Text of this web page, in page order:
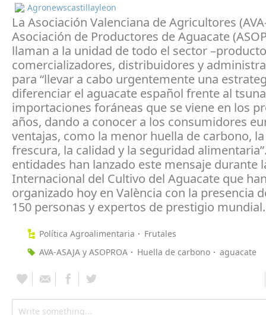
Agronewscastillayleon
La Asociación Valenciana de Agricultores
Asociación de Productores de Aguacate
llaman a la unidad de todo el sector
comercializadores, distribuidores y
para “llevar a cabo urgentemente una
diferenciar el aguacate español frente al
importaciones foráneas que se viene en los
años, dando a conocer a los consumidores
ventajas, como la menor huella de carbono,
frescura, la calidad y la seguridad
entidades han lanzado este mensaje durante
Internacional del Cultivo del Aguacate que
organizado hoy en València con la presencia
150 personas y expertos de prestigio mundial.
Política Agroalimentaria
Frutales
AVA-ASAJA y ASOPROA
Huella de carbono aguacate